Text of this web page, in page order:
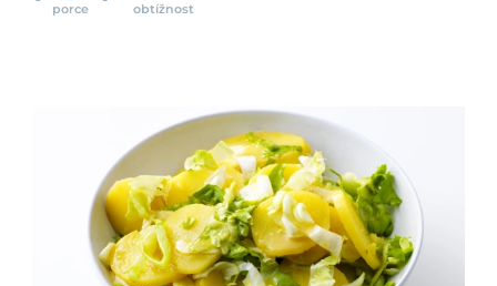
porce obtížnost